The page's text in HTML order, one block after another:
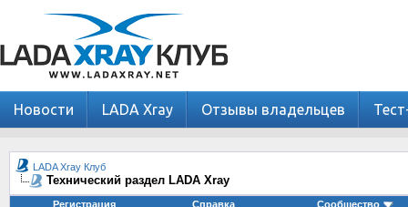
Новости LADA Xray Отзывы владельцев
LADA Xray Клуб
Технический раздел LADA Xray
Регистрация Справка Сообщество